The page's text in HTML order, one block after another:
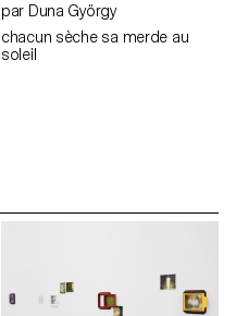
par Duna György
chacun sèche sa merde au
soleil